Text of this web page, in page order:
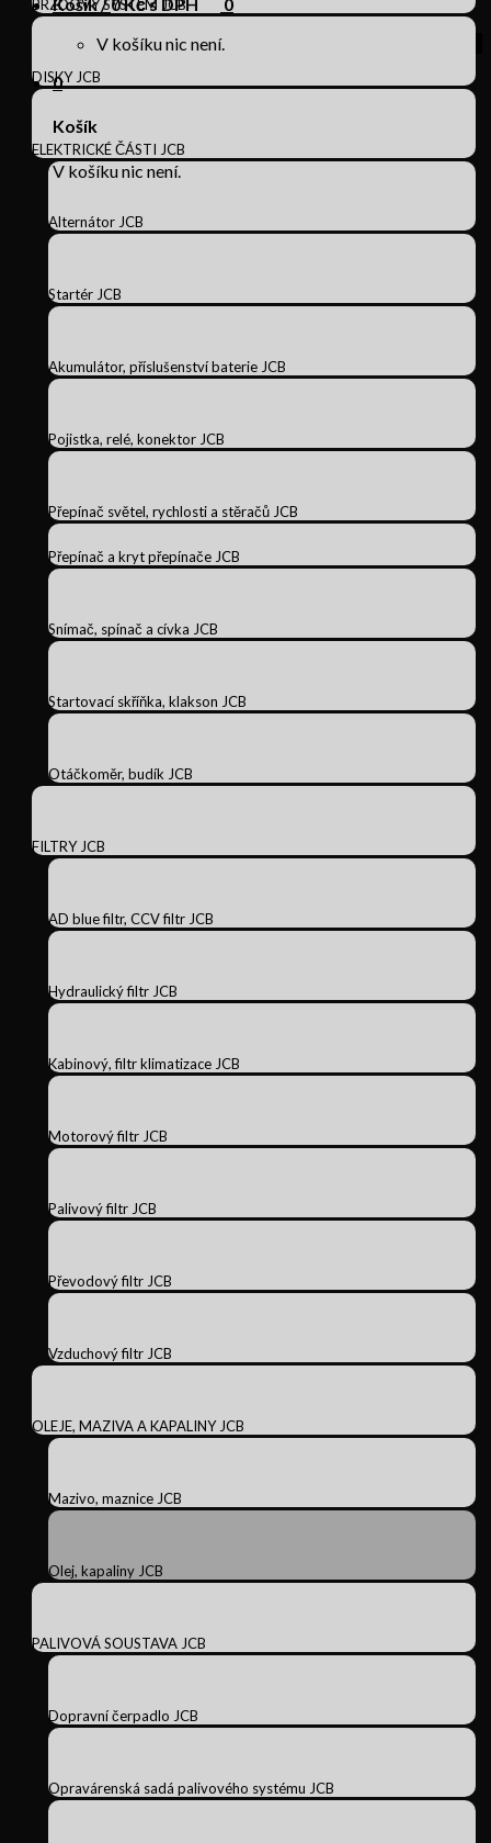
V košíku nic není.
0
Košík
V košíku nic není.
BRZDOVÝ SYSTÉM JCB
DISKY JCB
ELEKTRICKÉ ČÁSTI JCB
Alternátor JCB
Startér JCB
Akumulátor, příslušenství baterie JCB
Pojistka, relé, konektor JCB
Přepínač světel, rychlosti a stěračů JCB
Přepínač a kryt přepínače JCB
Snímač, spínač a cívka JCB
Startovací skříňka, klakson JCB
Otáčkoměr, budík JCB
FILTRY JCB
AD blue filtr, CCV filtr JCB
Hydraulický filtr JCB
Kabinový, filtr klimatizace JCB
Motorový filtr JCB
Palivový filtr JCB
Převodový filtr JCB
Vzduchový filtr JCB
OLEJE, MAZIVA A KAPALINY JCB
Mazivo, maznice JCB
Olej, kapaliny JCB
PALIVOVÁ SOUSTAVA JCB
Dopravní čerpadlo JCB
Opravárenská sadá palivového systému JCB